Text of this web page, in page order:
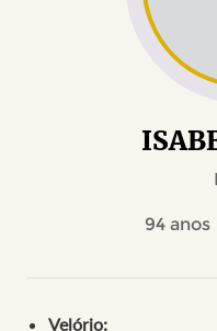
94 anos
Velório: